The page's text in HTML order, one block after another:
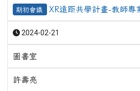
期初會議 XR遠距共學計畫-教師專
2024-02-21
圖書室
許壽亮